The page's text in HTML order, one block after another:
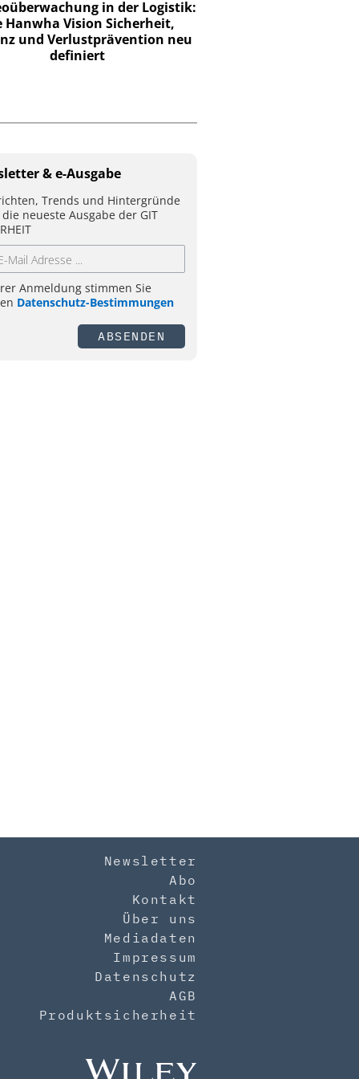
in der Logistik:
Hanwha Vision Sicherheit,
und Verlustprävention neu
definiert
& e-Ausgabe
Trends und Hintergründe
neueste Ausgabe der GIT
Anmeldung stimmen Sie
Datenschutz-Bestimmungen
ABSENDEN
Newsletter
Abo
Kontakt
Über uns
Mediadaten
Impressum
Datenschutz
AGB
Produktsicherheit